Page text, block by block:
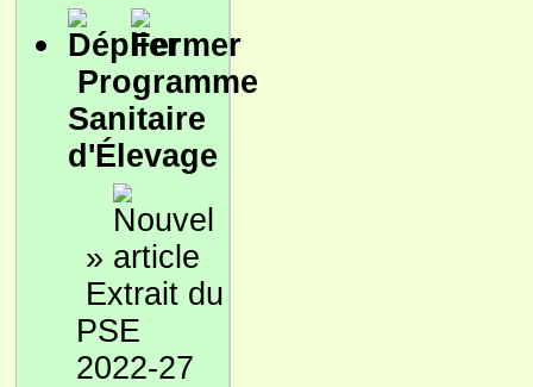
Programme
Sanitaire
d'Élevage
»
Extrait du
PSE
2022-27